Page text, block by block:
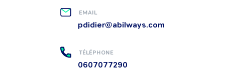
EMAIL
pdidier@abilways.com
TÉLÉPHONE
0607077290